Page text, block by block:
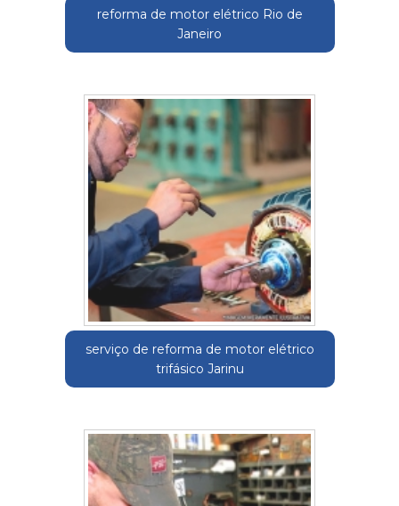
reforma de motor elétrico Rio de
Janeiro
serviço de reforma de motor elétrico
trifásico Jarinu